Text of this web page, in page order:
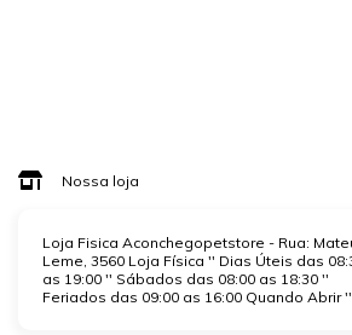
Nossa loja
Loja Fisica Aconchegopetstore - Rua:
Leme, 3560 Loja Física '' Dias Úteis das
as 19:00 '' Sábados das 08:00 as 18:30 ''
Feriados das 09:00 as 16:00 Quando Abrir ''